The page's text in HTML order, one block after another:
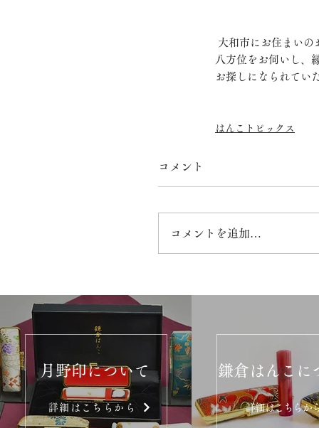
八方位をお伺いし、
お探しになられてい
はんこトピックス
コメント
コメントを追加…
月野印について
詳細はこちらから
鎌倉はんこに
詳細はこちらか